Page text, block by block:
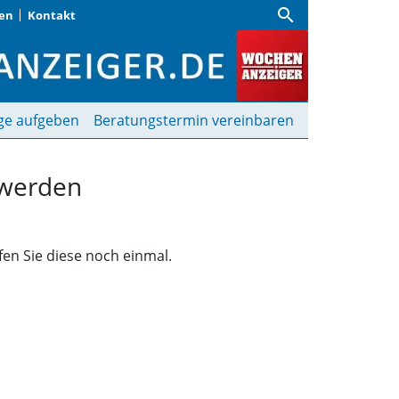
Kontakt search
|
aufgeben Beratungstermin vereinbaren
Sie diese noch einmal.